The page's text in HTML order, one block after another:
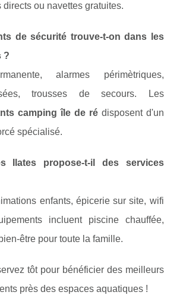
ou navettes gratuites.
de sécurité trouve-t-on dans les
?
alarmes périmètriques,
trousses de secours. Les
camping île de rédisposent d'un
spécialisé.
Ilates propose-t-il des services
enfants, épicerie sur site, wifi
incluent piscine chauffée,
être pour toute la famille.
tôt pour bénéficier des meilleurs
près des espaces aquatiques !